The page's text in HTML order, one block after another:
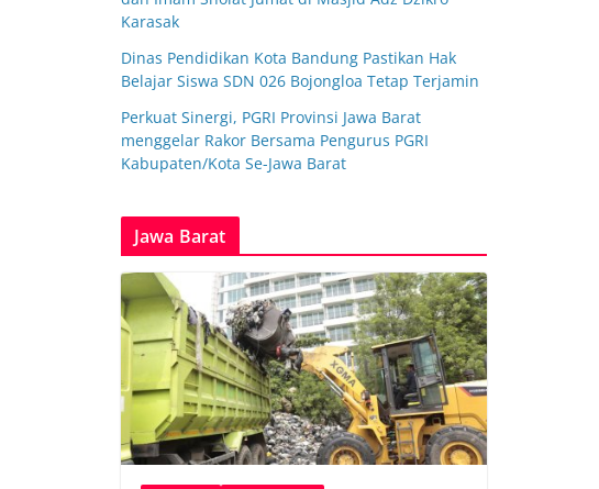
Karasak
Dinas Pendidikan Kota Bandung Pastikan Hak
Belajar Siswa SDN 026 Bojongloa Tetap Terjamin
Perkuat Sinergi, PGRI Provinsi Jawa Barat
menggelar Rakor Bersama Pengurus PGRI
Kabupaten/Kota Se-Jawa Barat
Jawa Barat